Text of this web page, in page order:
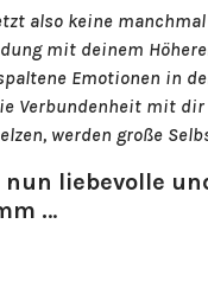
also keine
mit deinem
Emotionen in
Verbundenheit mit
werden große
nun liebevolle
...